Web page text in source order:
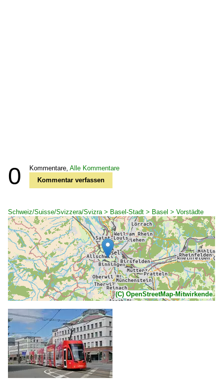
0 Kommentare, Alle Kommentare
Kommentar verfassen
Schweiz/Suisse/Svizzera/Svizra > Basel-Stadt > Basel > Vorstädte
(C) OpenStreetMap-Mitwirkende